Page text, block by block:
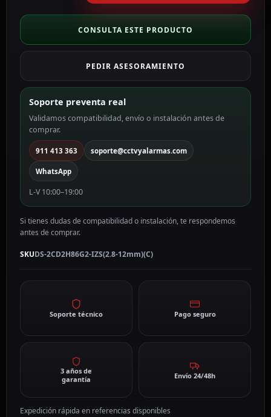
IP
AcuSense
8
2.8
~
12
mm
Motorizada,
PoE
DS-
2CD2H86G2-
IZS(2.8-
12mm)
cantidad
CONSULTA ESTE PRODUCTO
PEDIR ASESORAMIENTO
Soporte preventa real
Validamos compatibilidad, envío o instalación antes de
comprar.
911 413 363 soporte@cctvyalarmas.com
WhatsApp
L-V 10:00–19:00
Si tienes dudas de compatibilidad o instalación, te respondemos
antes de comprar.
SKUDS-2CD2H86G2-IZS(2.8-12mm)(C)
Soporte técnico Pago seguro
3 años de
garantía
Envío 24/48h
Expedición rápida en referencias disponibles